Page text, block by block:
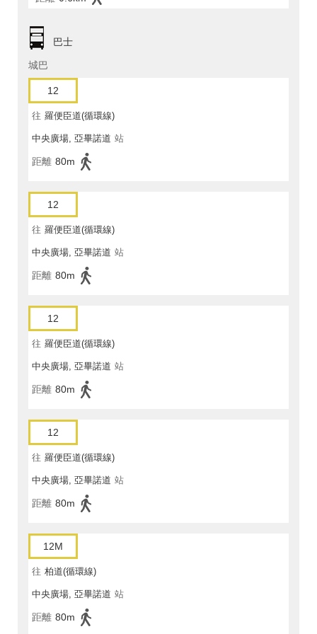
巴士
城巴
12
往 羅便臣道(循環線)
中央廣場, 亞畢諾道 站
距離 80m
12
往 羅便臣道(循環線)
中央廣場, 亞畢諾道 站
距離 80m
12
往 羅便臣道(循環線)
中央廣場, 亞畢諾道 站
距離 80m
12
往 羅便臣道(循環線)
中央廣場, 亞畢諾道 站
距離 80m
12M
往 柏道(循環線)
中央廣場, 亞畢諾道 站
距離 80m